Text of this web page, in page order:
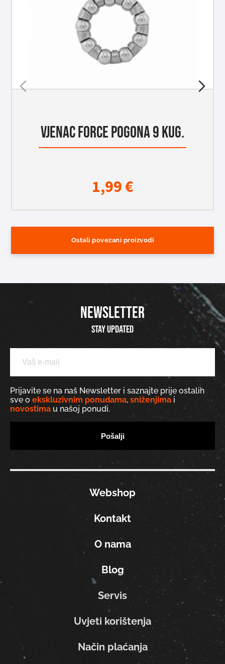
VJENAC FORCE POGONA 9 KUG.
1,99€
Ostali povezani proizvodi
NEWSLETTER
Stay updated
Prijavite se na naš Newsletter i saznajte prije ostalih
sve o ekskluzivnim ponudama, sniženjima i
novostima u našoj ponudi.
Webshop
Kontakt
O nama
Blog
Servis
Uvjeti korištenja
Način plaćanja